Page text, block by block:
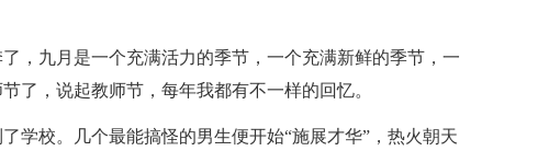
，九月是一个充满活力的季节，一个充满新鲜的季节，一
了，说起教师节，每年我都有不一样的回忆。
学校。几个最能搞怪的男生便开始“施展才华”，热火朝天